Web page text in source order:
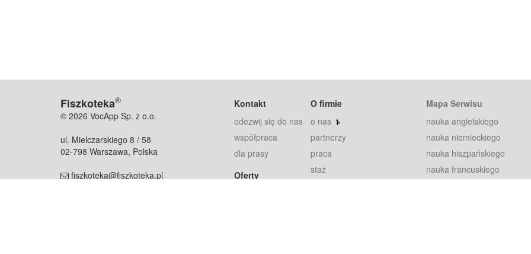
Fiszkoteka®
© 2026 VocApp Sp. z o.o.
ul. Mielczarskiego 8 / 58
02-798 Warszawa, Polska
fiszkoteka@fiszkoteka.pl
Kontakt
odezwij się do nas
współpraca
dla prasy
Oferty
O firmie
o nas
partnerzy
praca
staż
Mapa Serwisu
nauka angielskiego
nauka niemieckiego
nauka hiszpańskiego
nauka francuskiego